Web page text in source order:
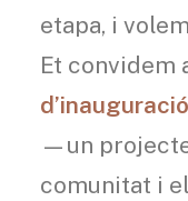
etapa, i
Et convidem
d’inauguració
—un
comunitat i